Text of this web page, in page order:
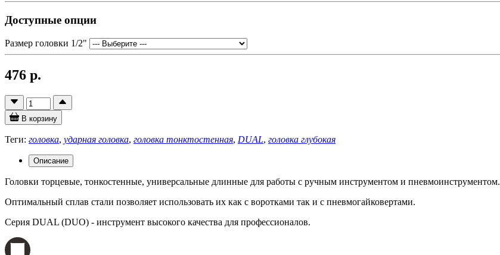
Доступные опции
Размер головки 1/2"
476 р.
В корзину
Теги: головка, ударная головка, головка тонктостенная, DUAL, головка глубокая
Описание
Головки торцевые, тонкостенные, универсальные длинные для работы с ручным инструментом и пневмоинструментом.
Оптимальный сплав стали позволяет использовать их как с воротками так и с пневмогайковертами.
Серия DUAL (DUO) - инструмент высокого качества для профессионалов.